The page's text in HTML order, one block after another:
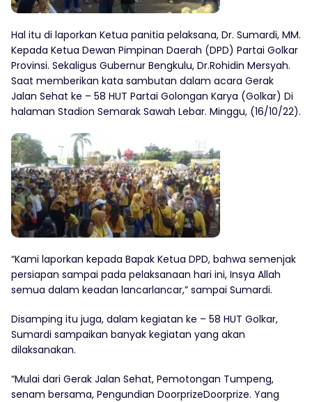
Hal itu di laporkan Ketua panitia pelaksana, Dr. Sumardi, MM.
Kepada Ketua Dewan Pimpinan Daerah (DPD) Partai Golkar
Provinsi. Sekaligus Gubernur Bengkulu, Dr.Rohidin Mersyah.
Saat memberikan kata sambutan dalam acara Gerak
Jalan Sehat ke – 58 HUT Partai Golongan Karya (Golkar) Di
halaman Stadion Semarak Sawah Lebar. Minggu, (16/10/22).
“Kami laporkan kepada Bapak Ketua DPD, bahwa semenjak
persiapan sampai pada pelaksanaan hari ini, Insya Allah
semua dalam keadan lancarlancar,” sampai Sumardi.
Disamping itu juga, dalam kegiatan ke – 58 HUT Golkar,
Sumardi sampaikan banyak kegiatan yang akan
dilaksanakan.
“Mulai dari Gerak Jalan Sehat, Pemotongan Tumpeng,
senam bersama, Pengundian DoorprizeDoorprize. Yang